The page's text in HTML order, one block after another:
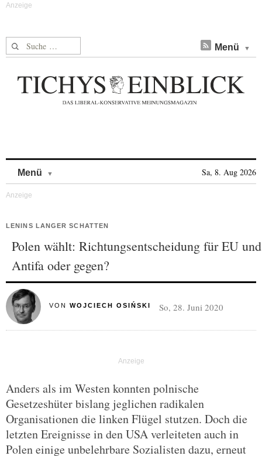
Suche nach: Menü
Menü Sa, 8. Aug 2026
LENINS LANGER SCHATTEN
Polen wählt: Richtungsentscheidung für EU und
Antifa oder gegen?
VON WOJCIECH OSIŃSKI So, 28. Juni 2020
Anders als im Westen konnten polnische
Gesetzeshüter bislang jeglichen radikalen
Organisationen die linken Flügel stutzen. Doch die
letzten Ereignisse in den USA verleiteten auch in
Polen einige unbelehrbare Sozialisten dazu, erneut